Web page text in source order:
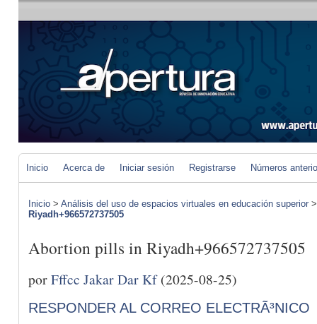
Inicio Acerca de Iniciar sesión Registrarse Números
Inicio > Análisis del uso de espacios virtuales en educación superior
Riyadh+966572737505
Abortion pills in Riyadh+966572737505
porFffcc Jakar Dar Kf(2025-08-25)
RESPONDER AL CORREO ELECTRÃ³NICO